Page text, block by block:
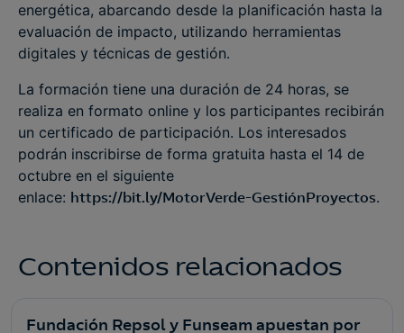
energética, abarcando desde la planificación hasta la
evaluación de impacto, utilizando herramientas
digitales y técnicas de gestión.
La formación tiene una duración de 24 horas, se
realiza en formato online y los participantes recibirán
un certificado de participación. Los interesados
podrán inscribirse de forma gratuita hasta el 14 de
octubre en el siguiente
enlace: https://bit.ly/MotorVerde-GestiónProyectos.
Contenidos relacionados
Fundación Repsol y Funseam apuestan por